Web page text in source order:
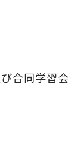
合同学習会